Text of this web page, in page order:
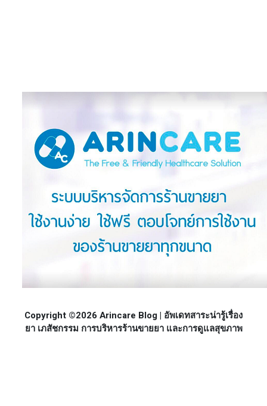
Copyright ©2026 Arincare Blog | อัพเดทสาระน่ารู้เรื่อง
ยา เภสัชกรรม การบริหารร้านขายยา และการดูแลสุขภาพ